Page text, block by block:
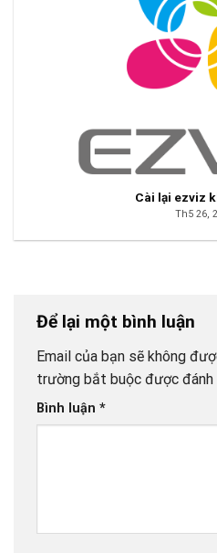
Cài lại ezviz
Th5 26,
Để lại một bình luận
Email của bạn sẽ không
trường bắt buộc được đánh
Bình luận *